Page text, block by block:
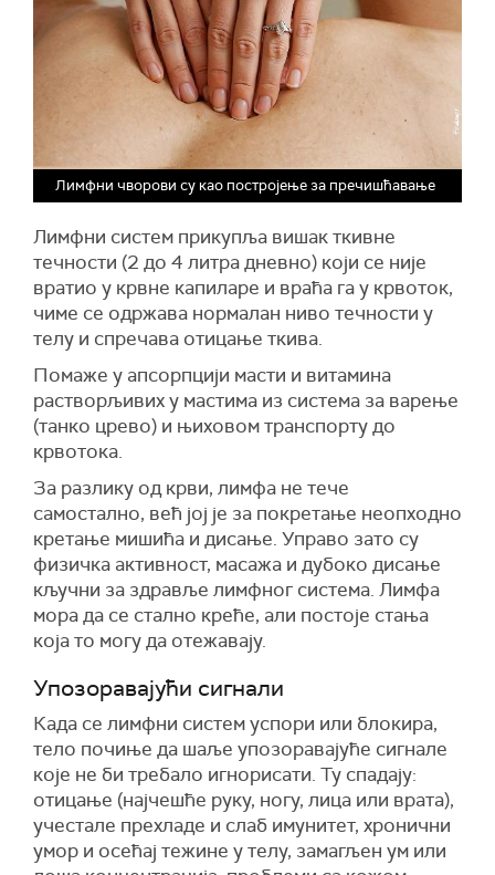
Лимфни чворови су као постројење за пречишћавање
Лимфни систем прикупља вишак ткивне
течности (2 до 4 литра дневно) који се није
вратио у крвне капиларе и враћа га у крвоток,
чиме се одржава нормалан ниво течности у
телу и спречава отицање ткива.
Помаже у апсорпцији масти и витамина
растворљивих у мастима из система за варење
(танко црево) и њиховом транспорту до
крвотока.
За разлику од крви, лимфа не тече
самостално, већ јој је за покретање неопходно
кретање мишића и дисање. Управо зато су
физичка активност, масажа и дубоко дисање
кључни за здравље лимфног система. Лимфа
мора да се стално креће, али постоје стања
која то могу да отежавају.
Упозоравајући сигнали
Када се лимфни систем успори или блокира,
тело почиње да шаље упозоравајуће сигнале
које не би требало игнорисати. Ту спадају:
отицање (најчешће руку, ногу, лица или врата),
учестале прехладе и слаб имунитет, хронични
умор и осећај тежине у телу, замагљен ум или